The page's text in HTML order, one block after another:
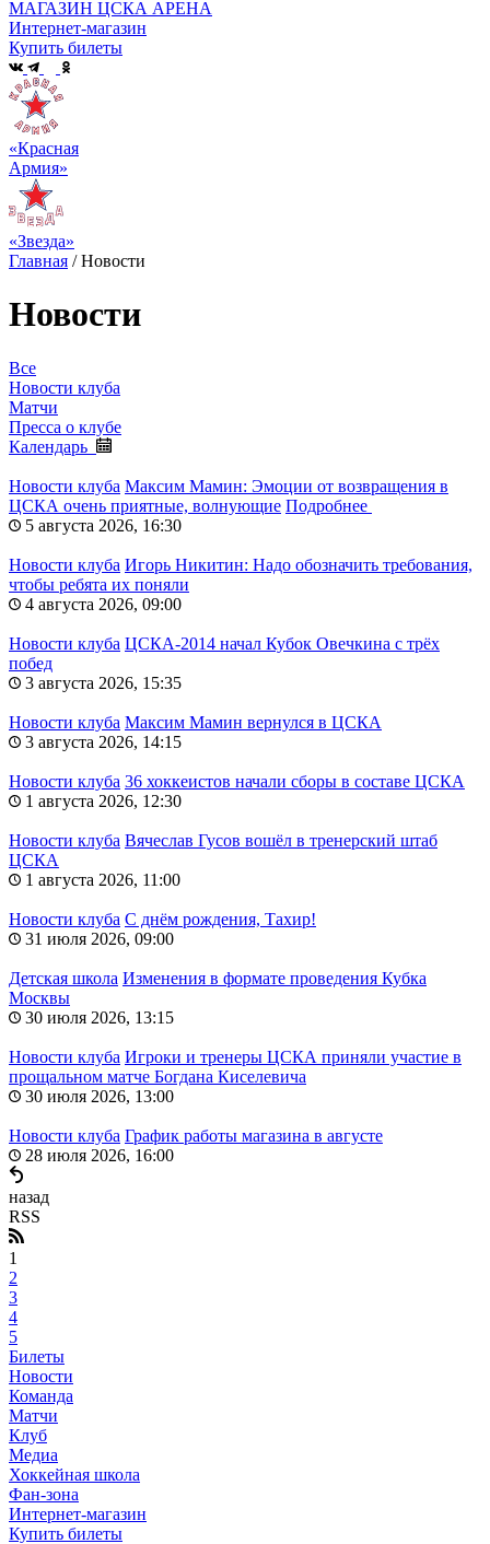
МАГАЗИН ЦСКА АРЕНА
Интернет-магазин
Купить билеты
«Красная
Армия»
«Звезда»
Главная /Новости
Новости
Все
Новости клуба
Матчи
Пресса о клубе
Календарь
Новости клуба Максим Мамин: Эмоции от возвращения в
ЦСКА очень приятные, волнующие Подробнее
5 августа 2026, 16:30
Новости клуба Игорь Никитин: Надо обозначить требования,
чтобы ребята их поняли
4 августа 2026, 09:00
Новости клуба ЦСКА-2014 начал Кубок Овечкина с трёх
побед
3 августа 2026, 15:35
Новости клуба Максим Мамин вернулся в ЦСКА
3 августа 2026, 14:15
Новости клуба 36 хоккеистов начали сборы в составе ЦСКА
1 августа 2026, 12:30
Новости клуба Вячеслав Гусов вошёл в тренерский штаб
ЦСКА
1 августа 2026, 11:00
Новости клуба С днём рождения, Тахир!
31 июля 2026, 09:00
Детская школа Изменения в формате проведения Кубка
Москвы
30 июля 2026, 13:15
Новости клуба Игроки и тренеры ЦСКА приняли участие в
прощальном матче Богдана Киселевича
30 июля 2026, 13:00
Новости клуба График работы магазина в августе
28 июля 2026, 16:00
назад
RSS
1
2
3
4
5
Билеты
Новости
Команда
Матчи
Клуб
Медиа
Хоккейная школа
Фан-зона
Интернет-магазин
Купить билеты